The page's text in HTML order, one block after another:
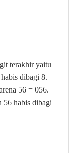
terakhir yaitu
dibagi 8.
56 = 056.
56 habis dibagi